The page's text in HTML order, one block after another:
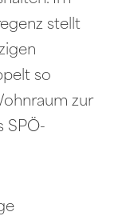
stellt
so
zur
SPÖ-